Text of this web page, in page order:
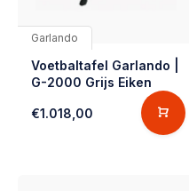
Garlando
Voetbaltafel Garlando |
G-2000 Grijs Eiken
€1.018,00